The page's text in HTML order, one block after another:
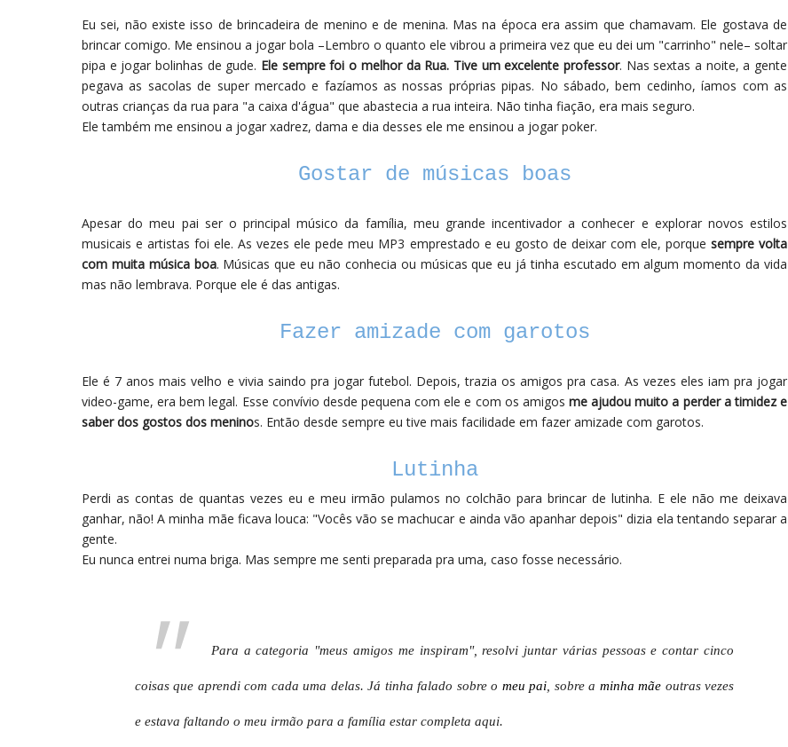
Eu sei, não existe isso de brincadeira de menino e de menina. Mas na época era assim que chamavam. Ele gostava de
brincar comigo. Me ensinou a jogar bola –Lembro o quanto ele vibrou a primeira vez que eu dei um "carrinho" nele– soltar
pipa e jogar bolinhas de gude. Ele sempre foi o melhor da Rua. Tive um excelente professor. Nas sextas a noite, a gente
pegava as sacolas de super mercado e fazíamos as nossas próprias pipas. No sábado, bem cedinho, íamos com as
outras crianças da rua para "a caixa d'água" que abastecia a rua inteira. Não tinha fiação, era mais seguro.
Ele também me ensinou a jogar xadrez, dama e dia desses ele me ensinou a jogar poker.
Gostar de músicas boas
Apesar do meu pai ser o principal músico da família, meu grande incentivador a conhecer e explorar novos estilos
musicais e artistas foi ele. As vezes ele pede meu MP3 emprestado e eu gosto de deixar com ele, porque sempre volta
com muita música boa. Músicas que eu não conhecia ou músicas que eu já tinha escutado em algum momento da vida
mas não lembrava. Porque ele é das antigas.
Fazer amizade com garotos
Ele é 7 anos mais velho e vivia saindo pra jogar futebol. Depois, trazia os amigos pra casa. As vezes eles iam pra jogar
video-game, era bem legal. Esse convívio desde pequena com ele e com os amigos me ajudou muito a perder a timidez e
saber dos gostos dos meninos. Então desde sempre eu tive mais facilidade em fazer amizade com garotos.
Lutinha
Perdi as contas de quantas vezes eu e meu irmão pulamos no colchão para brincar de lutinha. E ele não me deixava
ganhar, não! A minha mãe ficava louca: "Vocês vão se machucar e ainda vão apanhar depois" dizia ela tentando separar a
gente.
Eu nunca entrei numa briga. Mas sempre me senti preparada pra uma, caso fosse necessário.
Para a categoria "meus amigos me inspiram", resolvi juntar várias pessoas e contar cinco
coisas que aprendi com cada uma delas. Já tinha falado sobre o meu pai , sobre a minha mãe outras vezes
e estava faltando o meu irmão para a família estar completa aqui.